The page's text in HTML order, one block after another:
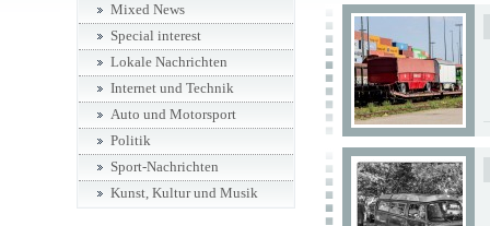
Mixed News
Special interest
Lokale Nachrichten
Internet und Technik
Auto und Motorsport
Politik
Sport-Nachrichten
Kunst, Kultur und Musik